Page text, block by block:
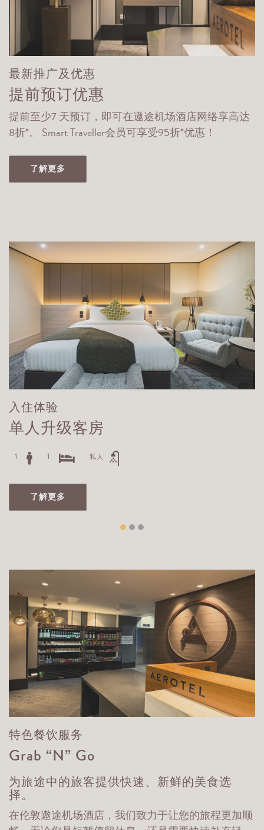
最新推广及优惠
提前预订优惠
提前至少7 天预订，即可在遨途机场酒店网络享高达
8折*。 Smart Traveller会员可享受95折*优惠！
了解更多
入住体验
单人升级客房
1 1 私人
了解更多
特色餐饮服务
Grab “N” Go
为旅途中的旅客提供快速、新鲜的美食选
择。
在伦敦遨途机场酒店，我们致力于让您的旅程更加顺